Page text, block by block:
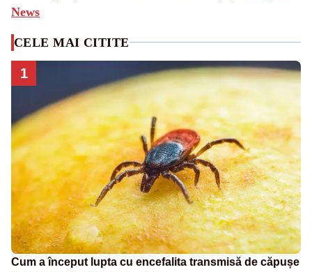
News
CELE MAI CITITE
1
Cum a început lupta cu encefalita transmisă de căpușe